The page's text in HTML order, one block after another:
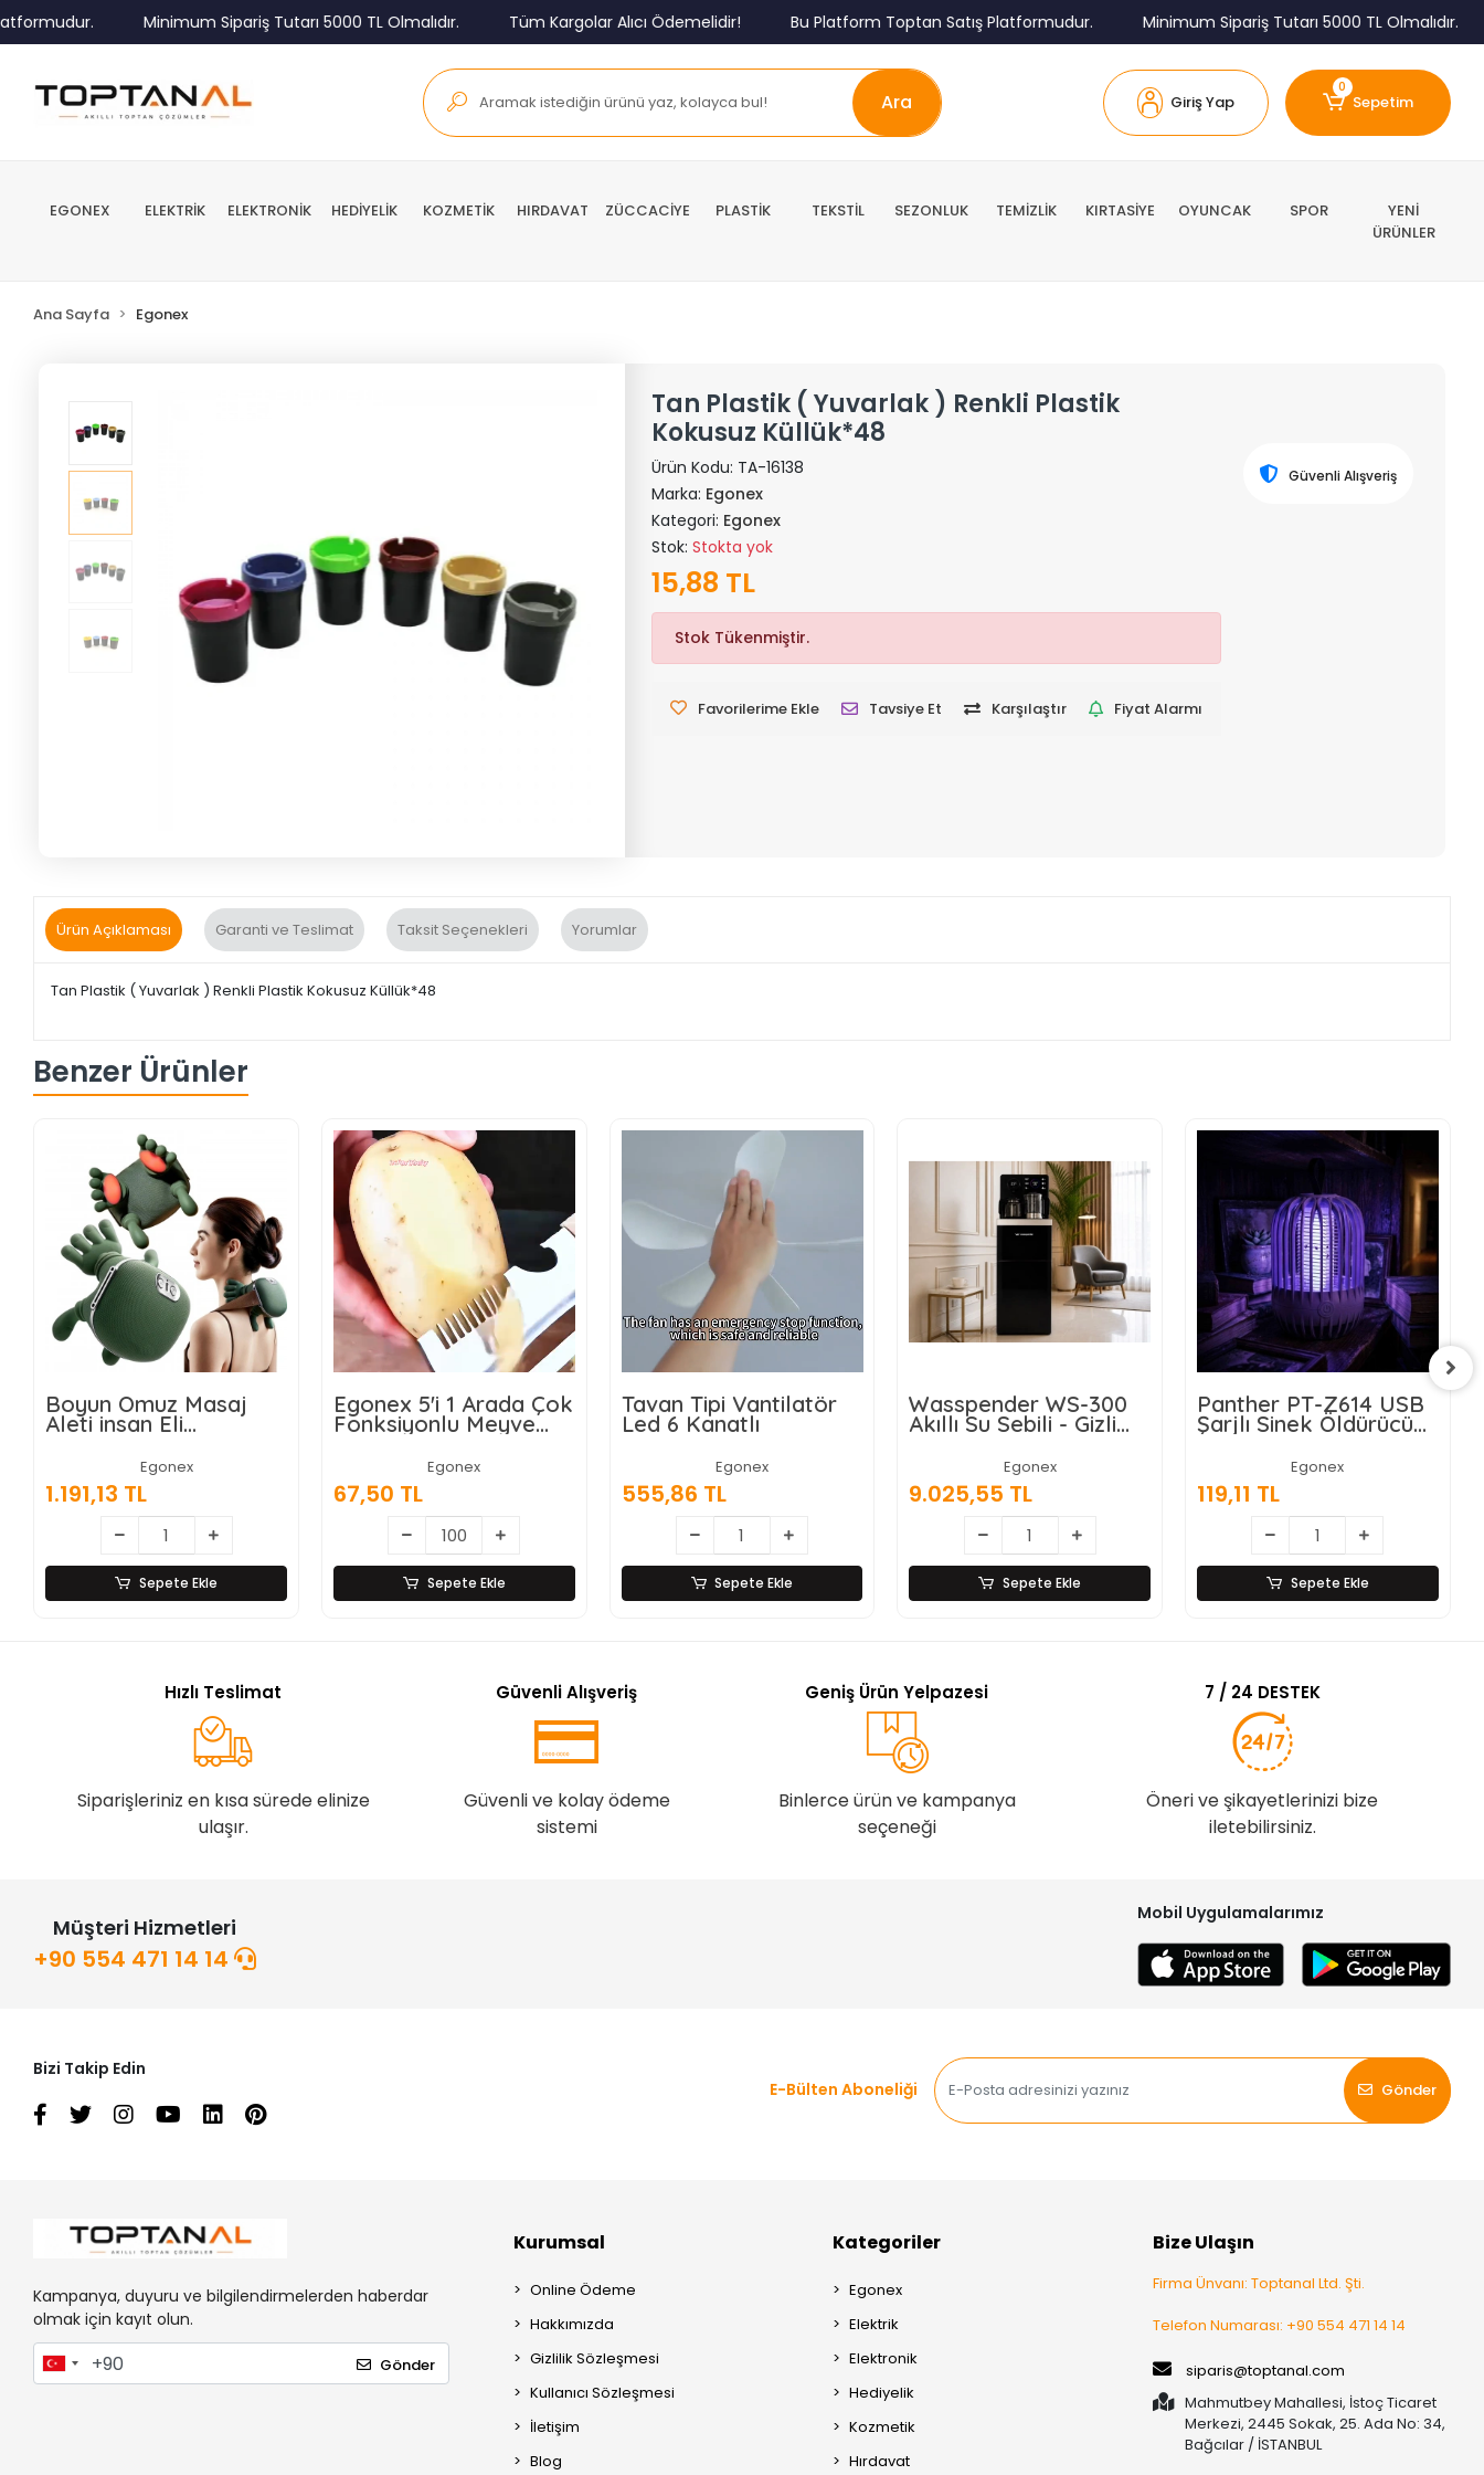
Minimum Sipariş Tutarı 5000 TL Olmalıdır. Tüm Kargolar Alıcı Ödemelidir! Bu Platform Toptan Satış Platformudur. Minimum Sipariş Tutarı 5000 TL Olmalıdır.
Ara Giriş Yap
0
Sepetim
EGONEX ELEKTRİK ELEKTRONİK HEDİYELİK KOZMETİK HIRDAVAT ZÜCCACİYE PLASTİK TEKSTİL SEZONLUK TEMİZLİK KIRTASİYE OYUNCAK SPOR
YENİ
ÜRÜNLER
Ana Sayfa Egonex
Tan Plastik ( Yuvarlak ) Renkli Plastik
Kokusuz Küllük*48
Ürün Kodu: TA-16138
Marka: Egonex
Kategori: Egonex
Stok: Stokta yok
15,88 TL
Stok Tükenmiştir.
Favorilerime Ekle Tavsiye Et Karşılaştır Fiyat Alarmı
Güvenli Alışveriş
Ürün Açıklaması Garanti ve Teslimat Taksit Seçenekleri Yorumlar
Tan Plastik ( Yuvarlak ) Renkli Plastik Kokusuz Küllük*48
Benzer Ürünler
Boyun Omuz Masaj
Aleti insan Eli
Egonex
1.191,13 TL
Sepete Ekle
Egonex 5'i 1 Arada Çok
Fonksiyonlu Meyve
Sebze Soyacağı,
Jülyen Dilimleyici ve
Şişe Açacağı – Ahşap
Saplı Paslanmaz Çelik
Egonex
67,50 TL
Sepete Ekle
Tavan Tipi Vantilatör
Led 6 Kanatlı
Egonex
555,86 TL
Sepete Ekle
Wasspender WS-300
Akıllı Su Sebili - Gizli
Dokunmatik Ekran
Egonex
9.025,55 TL
Sepete Ekle
Panther PT-Z614 USB
Şarjlı Sinek Öldürücü
Lamba
Egonex
119,11 TL
Sepete Ekle
Hızlı Teslimat
Siparişleriniz en kısa sürede elinize
ulaşır.
Güvenli Alışveriş
Güvenli ve kolay ödeme
sistemi
Geniş Ürün Yelpazesi
Binlerce ürün ve kampanya
seçeneği
7 / 24 DESTEK
Öneri ve şikayetlerinizi bize
iletebilirsiniz.
Müşteri Hizmetleri
+90 554 471 14 14
Mobil Uygulamalarımız
Bizi Takip Edin
E-Bülten Aboneliği
Gönder
Kampanya, duyuru ve bilgilendirmelerden haberdar
olmak için kayıt olun.
Gönder
Kurumsal
Online Ödeme
Hakkımızda
Gizlilik Sözleşmesi
Kullanıcı Sözleşmesi
İletişim
Blog
Kategoriler
Egonex
Elektrik
Elektronik
Hediyelik
Kozmetik
Hırdavat
Bize Ulaşın
Firma Ünvanı: Toptanal Ltd. Şti.
Telefon Numarası: +90 554 471 14 14
siparis@toptanal.com
Mahmutbey Mahallesi, İstoç Ticaret
Merkezi, 2445 Sokak, 25. Ada No: 34,
Bağcılar / İSTANBUL